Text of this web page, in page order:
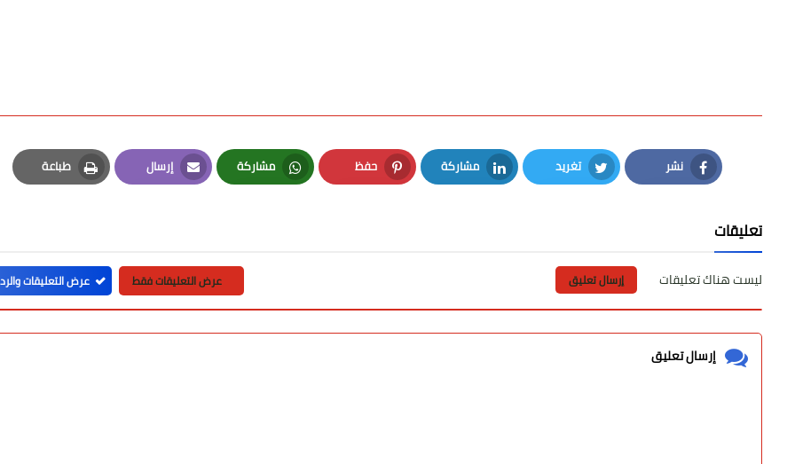
نشر
Facebook
تغريد
Twitter
مشاركة
LinkedIn
حفظ
Pinterest
مشاركة
Whatsapp
إرسال
Email
طباعة
Print
تعليقات
ليست هناك تعليقات إرسال تعليق عرض التعليقات فقط عرض التعليقات
إرسال تعليق